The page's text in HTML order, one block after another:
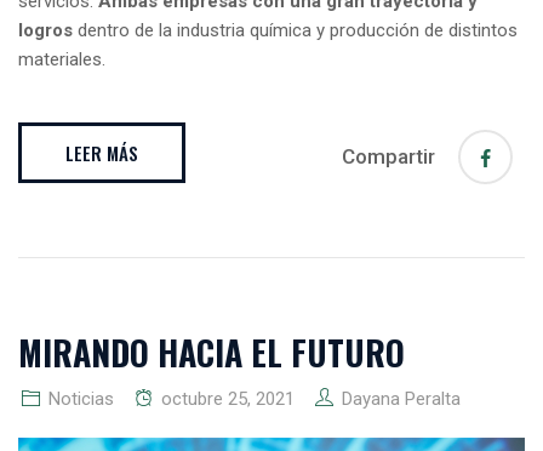
logros dentro de la industria química y producción de distintos
materiales.
LEER MÁS Compartir
MIRANDO HACIA EL FUTURO
Noticias octubre 25, 2021 Dayana Peralta